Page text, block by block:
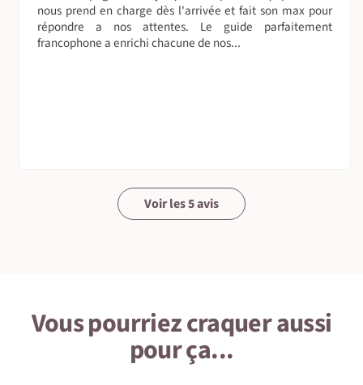
nous prend en charge dès l'arrivée et fait son max pour
répondre a nos attentes. Le guide parfaitement
francophone a enrichi chacune de nos...
Voir les 5 avis
Vous pourriez craquer aussi
pour ça...